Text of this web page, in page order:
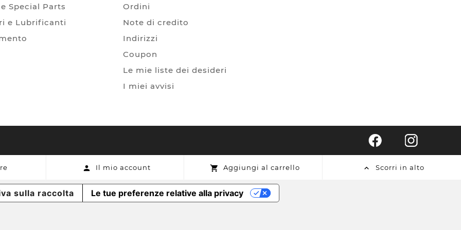
Special Parts
e Lubrificanti
Ordini
Note di credito
Indirizzi
Coupon
Le mie liste dei desideri
I miei avvisi
 Il mio account  Aggiungi al carrello  Scorri in alto
sulla raccolta Le tue preferenze relative alla privacy